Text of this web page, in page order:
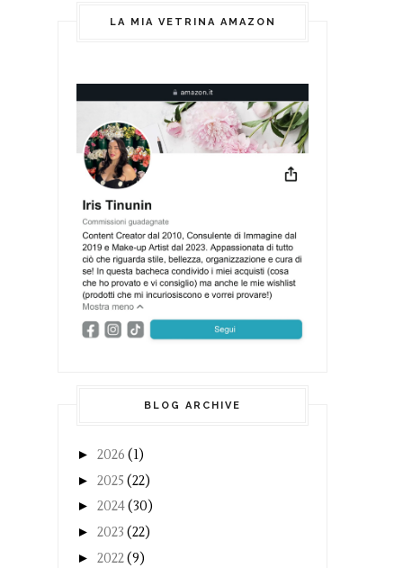
LA MIA VETRINA AMAZON
BLOG ARCHIVE
► 2026 (1)
► 2025 (22)
► 2024(30)
► 2023 (22)
► 2022(9)